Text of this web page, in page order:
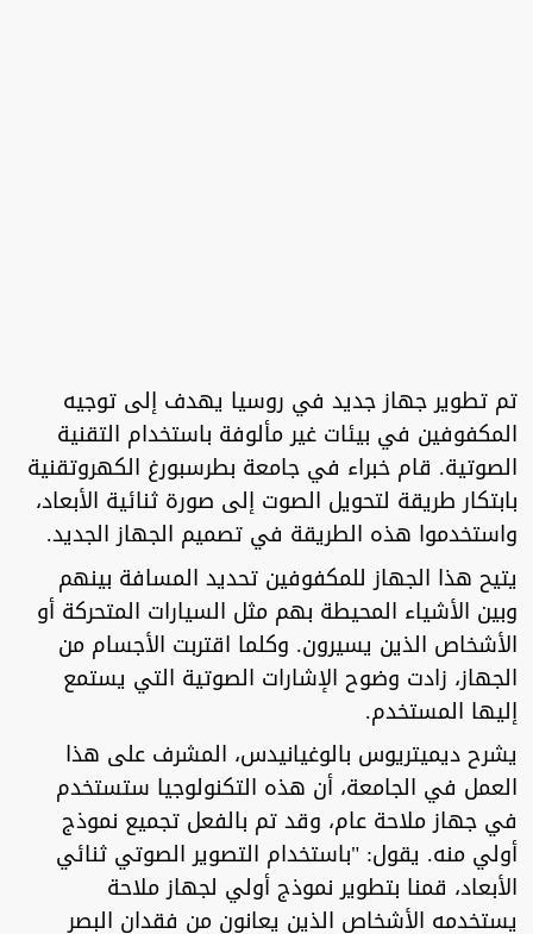
تم تطوير جهاز جديد في روسيا يهدف إلى توجيه
المكفوفين في بيئات غير مألوفة باستخدام التقنية
الصوتية. قام خبراء في جامعة بطرسبورغ الكهروتقنية
بابتكار طريقة لتحويل الصوت إلى صورة ثنائية الأبعاد،
واستخدموا هذه الطريقة في تصميم الجهاز الجديد.
يتيح هذا الجهاز للمكفوفين تحديد المسافة بينهم
وبين الأشياء المحيطة بهم مثل السيارات المتحركة أو
الأشخاص الذين يسيرون. وكلما اقتربت الأجسام من
الجهاز، زادت وضوح الإشارات الصوتية التي يستمع
إليها المستخدم.
يشرح ديميتريوس بالوغيانيدس، المشرف على هذا
العمل في الجامعة، أن هذه التكنولوجيا ستستخدم
في جهاز ملاحة عام، وقد تم بالفعل تجميع نموذج
أولي منه. يقول: "باستخدام التصوير الصوتي ثنائي
الأبعاد، قمنا بتطوير نموذج أولي لجهاز ملاحة
يستخدمه الأشخاص الذين يعانون من فقدان البصر